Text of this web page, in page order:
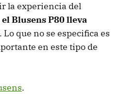
la experiencia del
el Blusens P80 lleva
. Lo que no se especifica es
en este tipo de
.